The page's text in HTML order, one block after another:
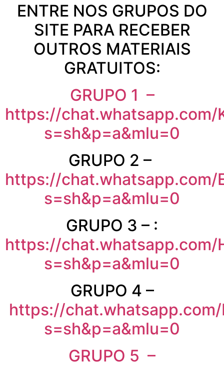
ENTRE NOS GRUPOS DO
SITE PARA RECEBER
OUTROS MATERIAIS
GRATUITOS:
GRUPO 1 –
https://chat.whatsapp.com/
s=sh&p=a&mlu=0
GRUPO 2 –
https://chat.whatsapp.com/
s=sh&p=a&mlu=0
GRUPO 3 – :
https://chat.whatsapp.com/
s=sh&p=a&mlu=0
GRUPO 4 –
https://chat.whatsapp.com/
s=sh&p=a&mlu=0
GRUPO 5 –